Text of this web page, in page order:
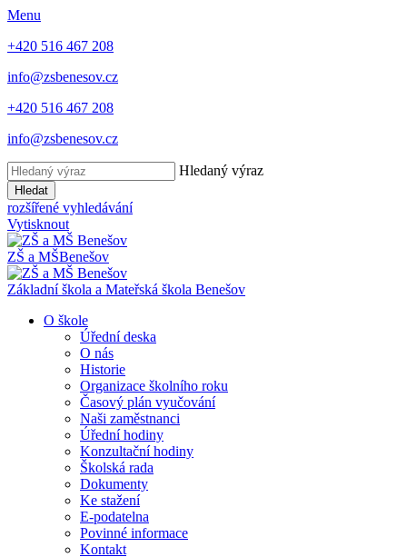
Menu
+420 516 467 208
info@zsbenesov.cz
+420 516 467 208
info@zsbenesov.cz
Hledaný výraz
Hledat
rozšířené vyhledávání
Vytisknout
ZŠ a MŠBenešov
Základní škola a Mateřská škola Benešov
O škole
Úřední deska
O nás
Historie
Organizace školního roku
Časový plán vyučování
Naši zaměstnanci
Úřední hodiny
Konzultační hodiny
Školská rada
Dokumenty
Ke stažení
E-podatelna
Povinné informace
Kontakt